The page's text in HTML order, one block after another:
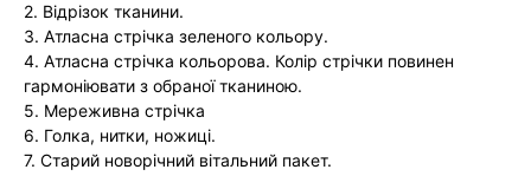
2. Відрізок тканини.
3. Атласна стрічка зеленого кольору.
4. Атласна стрічка кольорова. Колір стрічки повинен
гармоніювати з обраної тканиною.
5. Мереживна стрічка
6. Голка, нитки, ножиці.
7. Старий новорічний вітальний пакет.